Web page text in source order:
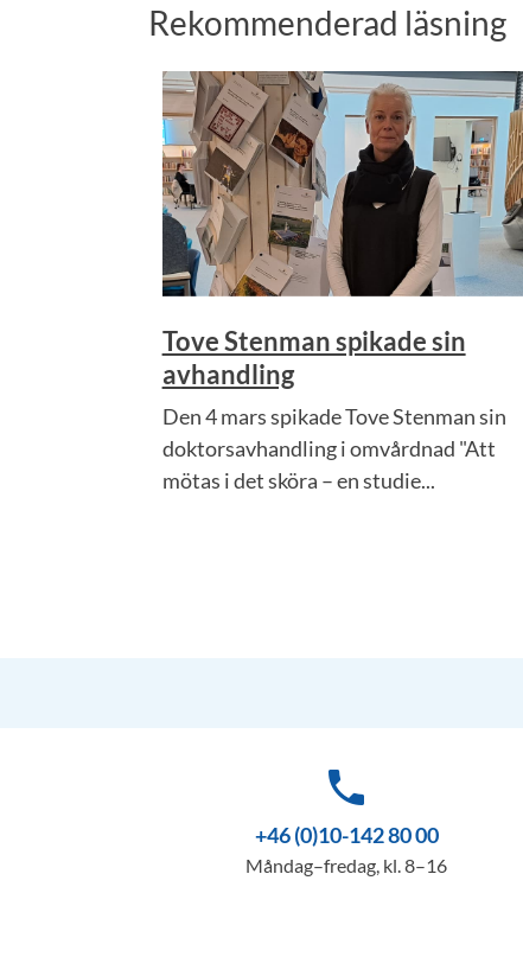
Rekommenderad läsning
Tove Stenman spikade sin
avhandling
Den 4 mars spikade Tove Stenman sin
doktorsavhandling i omvårdnad "Att
mötas i det sköra – en studie...
phone
+46 (0)10-142 80 00
Måndag–fredag, kl. 8–16